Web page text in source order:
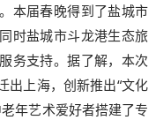
本届春晚得到了盐城市
时盐城市斗龙港生态旅
务支持。据了解，本次
出上海，创新推出“文化
年艺术爱好者搭建了专